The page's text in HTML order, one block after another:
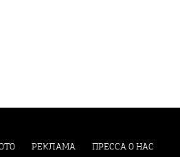
РЕКЛАМА ПРЕССА О НАС